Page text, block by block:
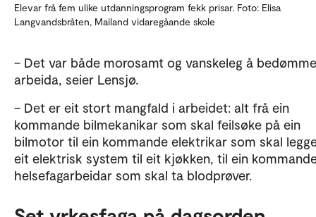
Elevar frå fem ulike utdanningsprogram fekk prisar. Foto: Elisa
Langvandsbråten, Mailand vidaregåande skole
– Det var både morosamt og vanskeleg å bedømme
arbeida, seier Lensjø.
– Det er eit stort mangfald i arbeidet: alt frå ein
kommande bilmekanikar som skal feilsøke på ein
bilmotor til ein kommande elektrikar som skal
eit elektrisk system til eit kjøkken, til ein
helsefagarbeidar som skal ta blodprøver.